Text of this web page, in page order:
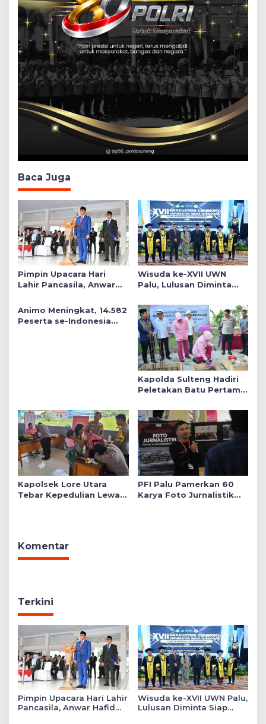
Baca Juga
Pimpin Upacara Hari
Lahir Pancasila, Anwar
Sosial dalam Kebijakan
Publik
Wisuda ke-XVII UWN
Palu, Lulusan Diminta
Daerah
Animo Meningkat, 14.582
Peserta se-Indonesia
Kapolda Sulteng Hadiri
Peletakan Batu Pertama
di Sekolah YKB
Kapolsek Lore Utara
Tebar Kepedulian Lewat
PFI Palu Pamerkan 60
Karya Foto Jurnalistik
Komentar
Terkini
Pimpin Upacara Hari Lahir
Pancasila, Anwar Hafid
Wisuda ke-XVII UWN Palu,
Lulusan Diminta Siap